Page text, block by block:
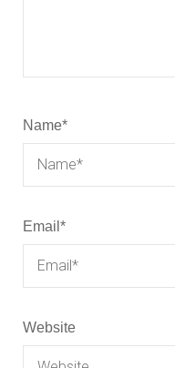
Name*
Email *
Website